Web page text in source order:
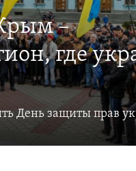
–
где
День защиты прав